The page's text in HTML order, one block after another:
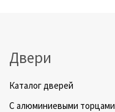
Двери
Каталог дверей
C алюминиевыми торцами